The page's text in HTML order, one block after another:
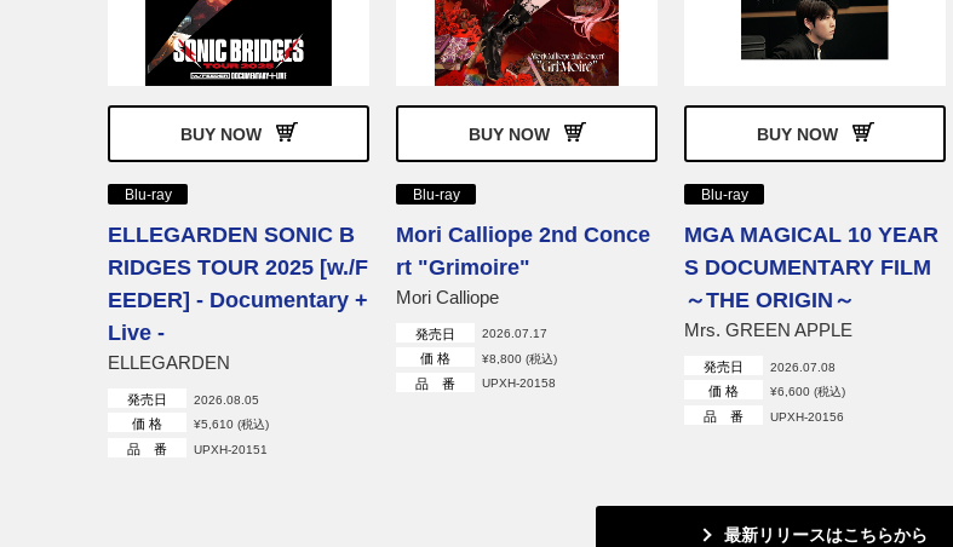
BUY NOW
Blu-ray
ELLEGARDEN SONIC B
RIDGES TOUR 2025 [w./F
EEDER] - Documentary +
Live -
ELLEGARDEN
発売日 2026.08.05
価 格 ¥5,610 (税込)
品 番 UPXH-20151
BUY NOW
Blu-ray
Mori Calliope 2nd Conce
rt "Grimoire"
Mori Calliope
発売日 2026.07.17
価 格 ¥8,800 (税込)
品 番 UPXH-20158
BUY NOW
Blu-ray
MGA MAGICAL 10 YEAR
S DOCUMENTARY FILM
～THE ORIGIN～
Mrs. GREEN APPLE
発売日 2026.07.08
価 格 ¥6,600 (税込)
品 番 UPXH-20156
最新リリースはこちらから